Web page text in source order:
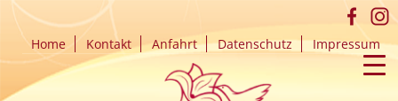
Home Kontakt Anfahrt Datenschutz Impressum
▼
▼